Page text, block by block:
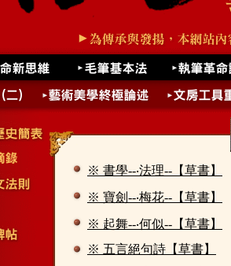
※ 書學--‧法理--【草書】
※ 寶劍--‧梅花--【草書】
※ 起舞--‧何似--【草書】
※ 五言絕句詩【草書】